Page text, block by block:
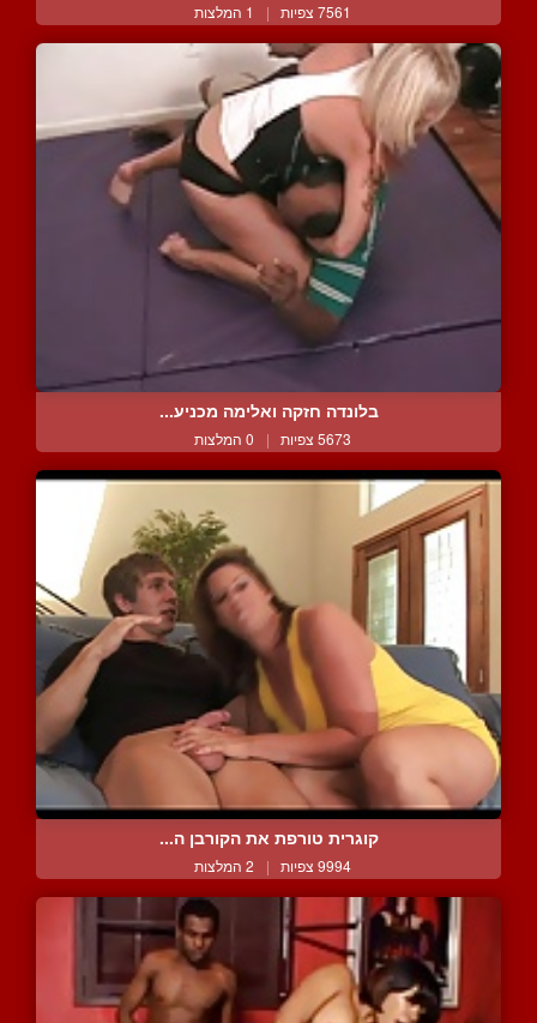
7561 צפיות | 1 המלצות
בלונדה חזקה ואלימה מכניע...
5673 צפיות | 0 המלצות
קוגרית טורפת את הקורבן ה...
9994 צפיות | 2 המלצות